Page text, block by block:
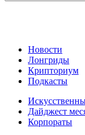
Новости
Лонгриды
Крипториум
Подкасты
Дайджест
Корпораты